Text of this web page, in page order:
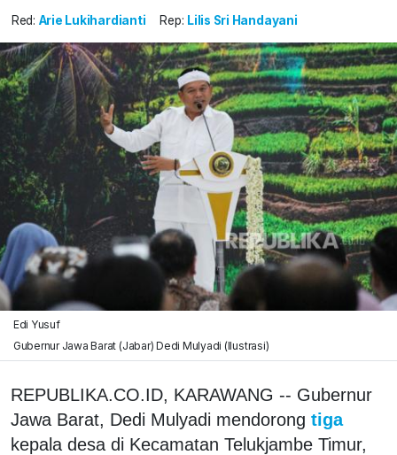
Red: Arie Lukihardianti Rep: Lilis Sri Handayani
Edi Yusuf
Gubernur Jawa Barat (Jabar) Dedi Mulyadi (Ilustrasi)
REPUBLIKA.CO.ID, KARAWANG -- Gubernur
Jawa Barat, Dedi Mulyadi mendorong tiga
kepala desa di Kecamatan Telukjambe Timur,